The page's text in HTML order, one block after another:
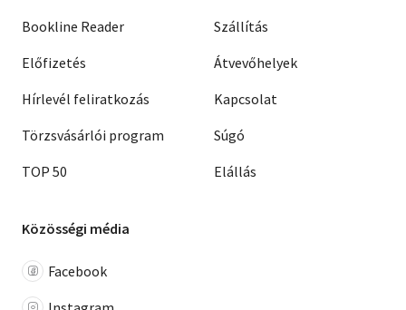
Bookline Reader
Előfizetés
Hírlevél feliratkozás
Törzsvásárlói program
TOP 50
Szállítás
Átvevőhelyek
Kapcsolat
Súgó
Elállás
Közösségi média
Facebook